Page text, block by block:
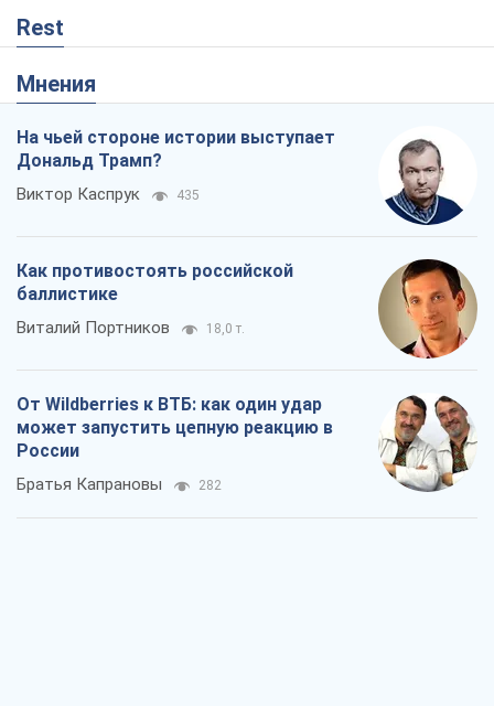
Rest
Мнения
На чьей стороне истории выступает
Дональд Трамп?
Виктор Каспрук 435
Как противостоять российской
баллистике
Виталий Портников 18,0 т.
От Wildberries к ВТБ: как один удар
может запустить цепную реакцию в
России
Братья Капрановы 282